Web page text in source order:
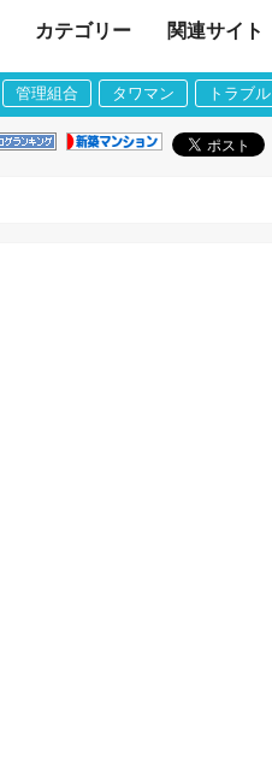
カテゴリー 関連サイト
管理組合 タワマン トラブル